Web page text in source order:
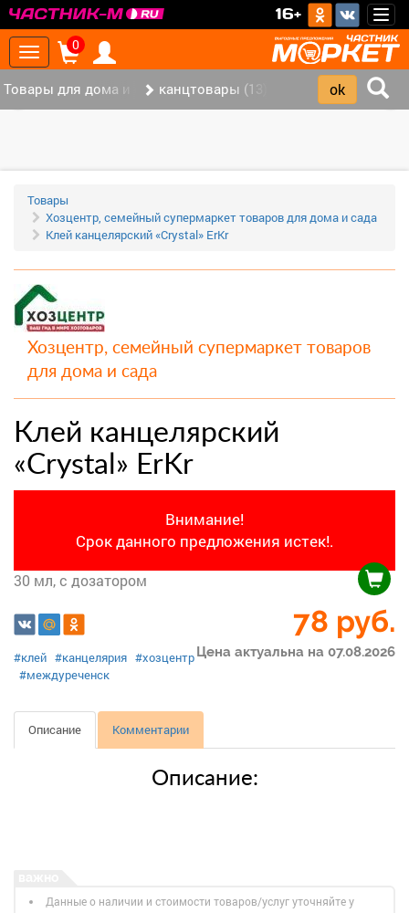
16+
Toggle
navigation
0
Товары для дома и офиса (117)канцтовары (13)
Товары
Хозцентр, семейный супермаркет товаров для дома и сада
Клей канцелярский «Crystal» ErKr
Хозцентр, семейный супермаркет товаров
для дома и сада
Клей канцелярский
«Crystal» ErKr
Внимание!
Срок данного предложения истек!.
30 мл, с дозатором
78 руб.
Цена актуальна на 07.08.2026
#клей #канцелярия #хозцентр
#междуреченск
Описание Комментарии
Описание:
Данные о наличии и стоимости товаров/услуг уточняйте у
‹ ›